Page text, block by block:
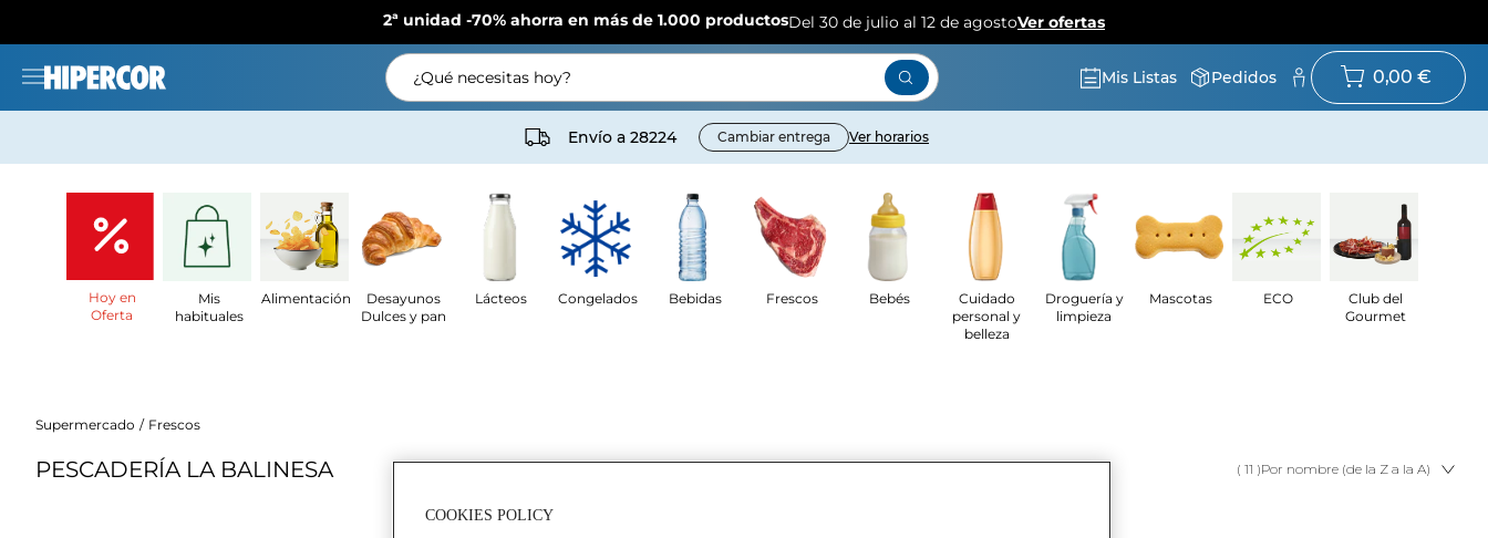
2ª unidad -70% ahorra en más de 1.000 productosDel 30 de julio al 12 de agostoVer ofertas
¿Qué necesitas hoy? Mis Listas Pedidos 0,00 €
Envío a 28224 Cambiar entrega Ver horarios
Hoy en
Oferta
Mis
habituales
Alimentación
Desayunos
Dulces y pan
Lácteos Congelados Bebidas Frescos Bebés
Cuidado
personal y
belleza
Droguería y
limpieza
Mascotas ECO
Club del
Gourmet
Supermercado Frescos
PESCADERÍA LA BALINESA ( 11 )Por nombre (de la Z a la A)
COOKIES POLICY